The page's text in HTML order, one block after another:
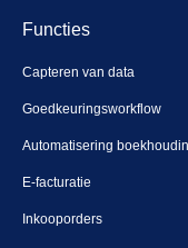
Functies
Capteren van data
Goedkeuringsworkflow
Automatisering
E-facturatie
Inkooporders